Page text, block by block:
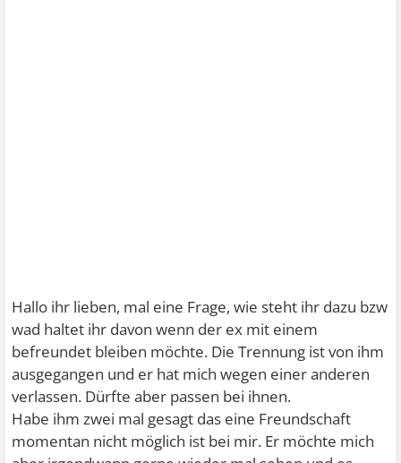
Hallo ihr lieben, mal eine Frage, wie steht ihr dazu bzw
wad haltet ihr davon wenn der ex mit einem
befreundet bleiben möchte. Die Trennung ist von ihm
ausgegangen und er hat mich wegen einer anderen
verlassen. Dürfte aber passen bei ihnen.
Habe ihm zwei mal gesagt das eine Freundschaft
momentan nicht möglich ist bei mir. Er möchte mich